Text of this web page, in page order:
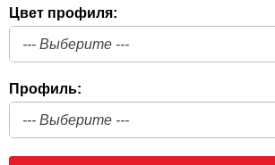
Цвет профиля:
Профиль: